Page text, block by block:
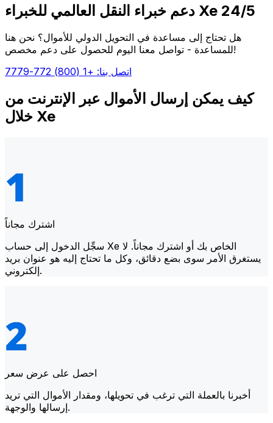
دعم خبراء النقل العالمي للخبراء Xe 24/5
هل تحتاج إلى مساعدة في التحويل الدولي للأموال؟ نحن هنا
للمساعدة - تواصل معنا اليوم للحصول على دعم مخصص!
اتصل بنا: +1 (800) 772-7779
كيف يمكن إرسال الأموال عبر الإنترنت من
خلال Xe
اشترك مجاناً
سجِّل الدخول إلى حساب Xe الخاص بك أو اشترك مجاناً. لا
يستغرق الأمر سوى بضع دقائق، وكل ما تحتاج إليه هو عنوان بريد
إلكتروني.
احصل على عرض سعر
أخبرنا بالعملة التي ترغب في تحويلها، ومقدار الأموال التي تريد
إرسالها والوجهة.